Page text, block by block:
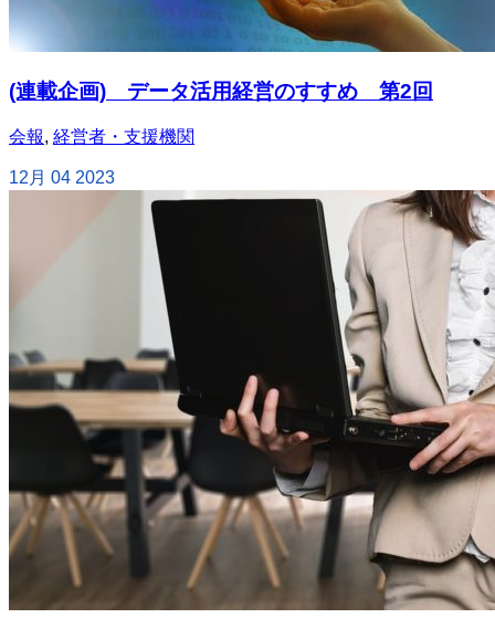
(連載企画) データ活用経営のすすめ 第2回
会報, 経営者・支援機関
12月 04 2023